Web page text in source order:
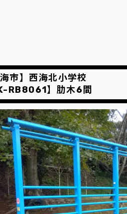
市】西海北小学校
RB8061】肋木6間